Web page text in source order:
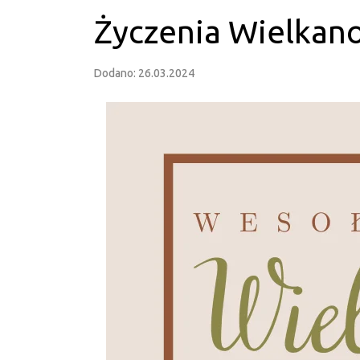
Życzenia
Dodano: 26.03.2024